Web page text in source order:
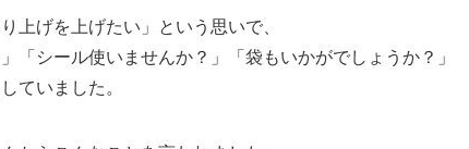
上げを上げたい」という思いで、
「シール使いませんか？」「袋もいかがでしょうか？」
ていました。